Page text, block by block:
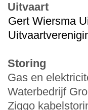
Uitvaart
Gert Wiersma
Storing
Gas en
Waterbedrijf
Ziggo